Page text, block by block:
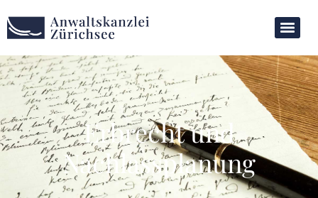
Erbrecht und
Nachlassplanung